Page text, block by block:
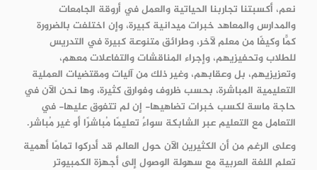
نعم، أكسبتنا تجاربنا الحياتية والعمل في أروقة الجامعات
والمدارس والمعاهد خبرات ميدانية كبيرة، وإن اختلفت بالضرورة
كمًّا وكيفًا من معلم لآخر، وطرائق متنوعة كبيرة في التدريس
للطلاب وتحفيزيهم، وإجراء المناقشات والتفاعلات معهم،
وتعزيزيهم، بل وعقابهم، وغير ذلك من آليات ومقتضيات العملية
التعليمية المباشرة، بحسب ظروف وفوارق كثيرة، وها نحن الآن في
حاجة ماسة لكسب خبرات تضاهيها- إن لم تتفوق عليها- في
التعامل مع التعليم عبر الشابكة سواءٌ تعليمًا مُباشرًا أو غير مُباشر.
وعلى الرغم من أن الكثيرين الآن حول العالم قد أدركوا تمامًا أهمية
تعلم اللغة العربية مع سهولة الوصول إلى أجهزة الكمبيوتر